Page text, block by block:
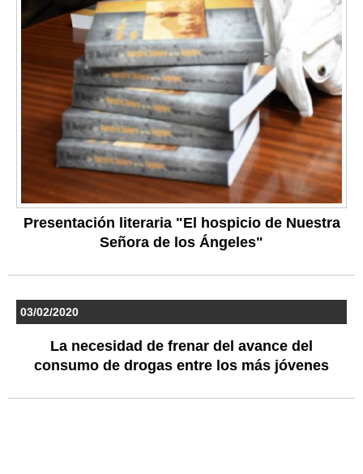
Presentación literaria "El hospicio de Nuestra
Señora de los Ángeles"
03/02/2020
La necesidad de frenar del avance del
consumo de drogas entre los más jóvenes